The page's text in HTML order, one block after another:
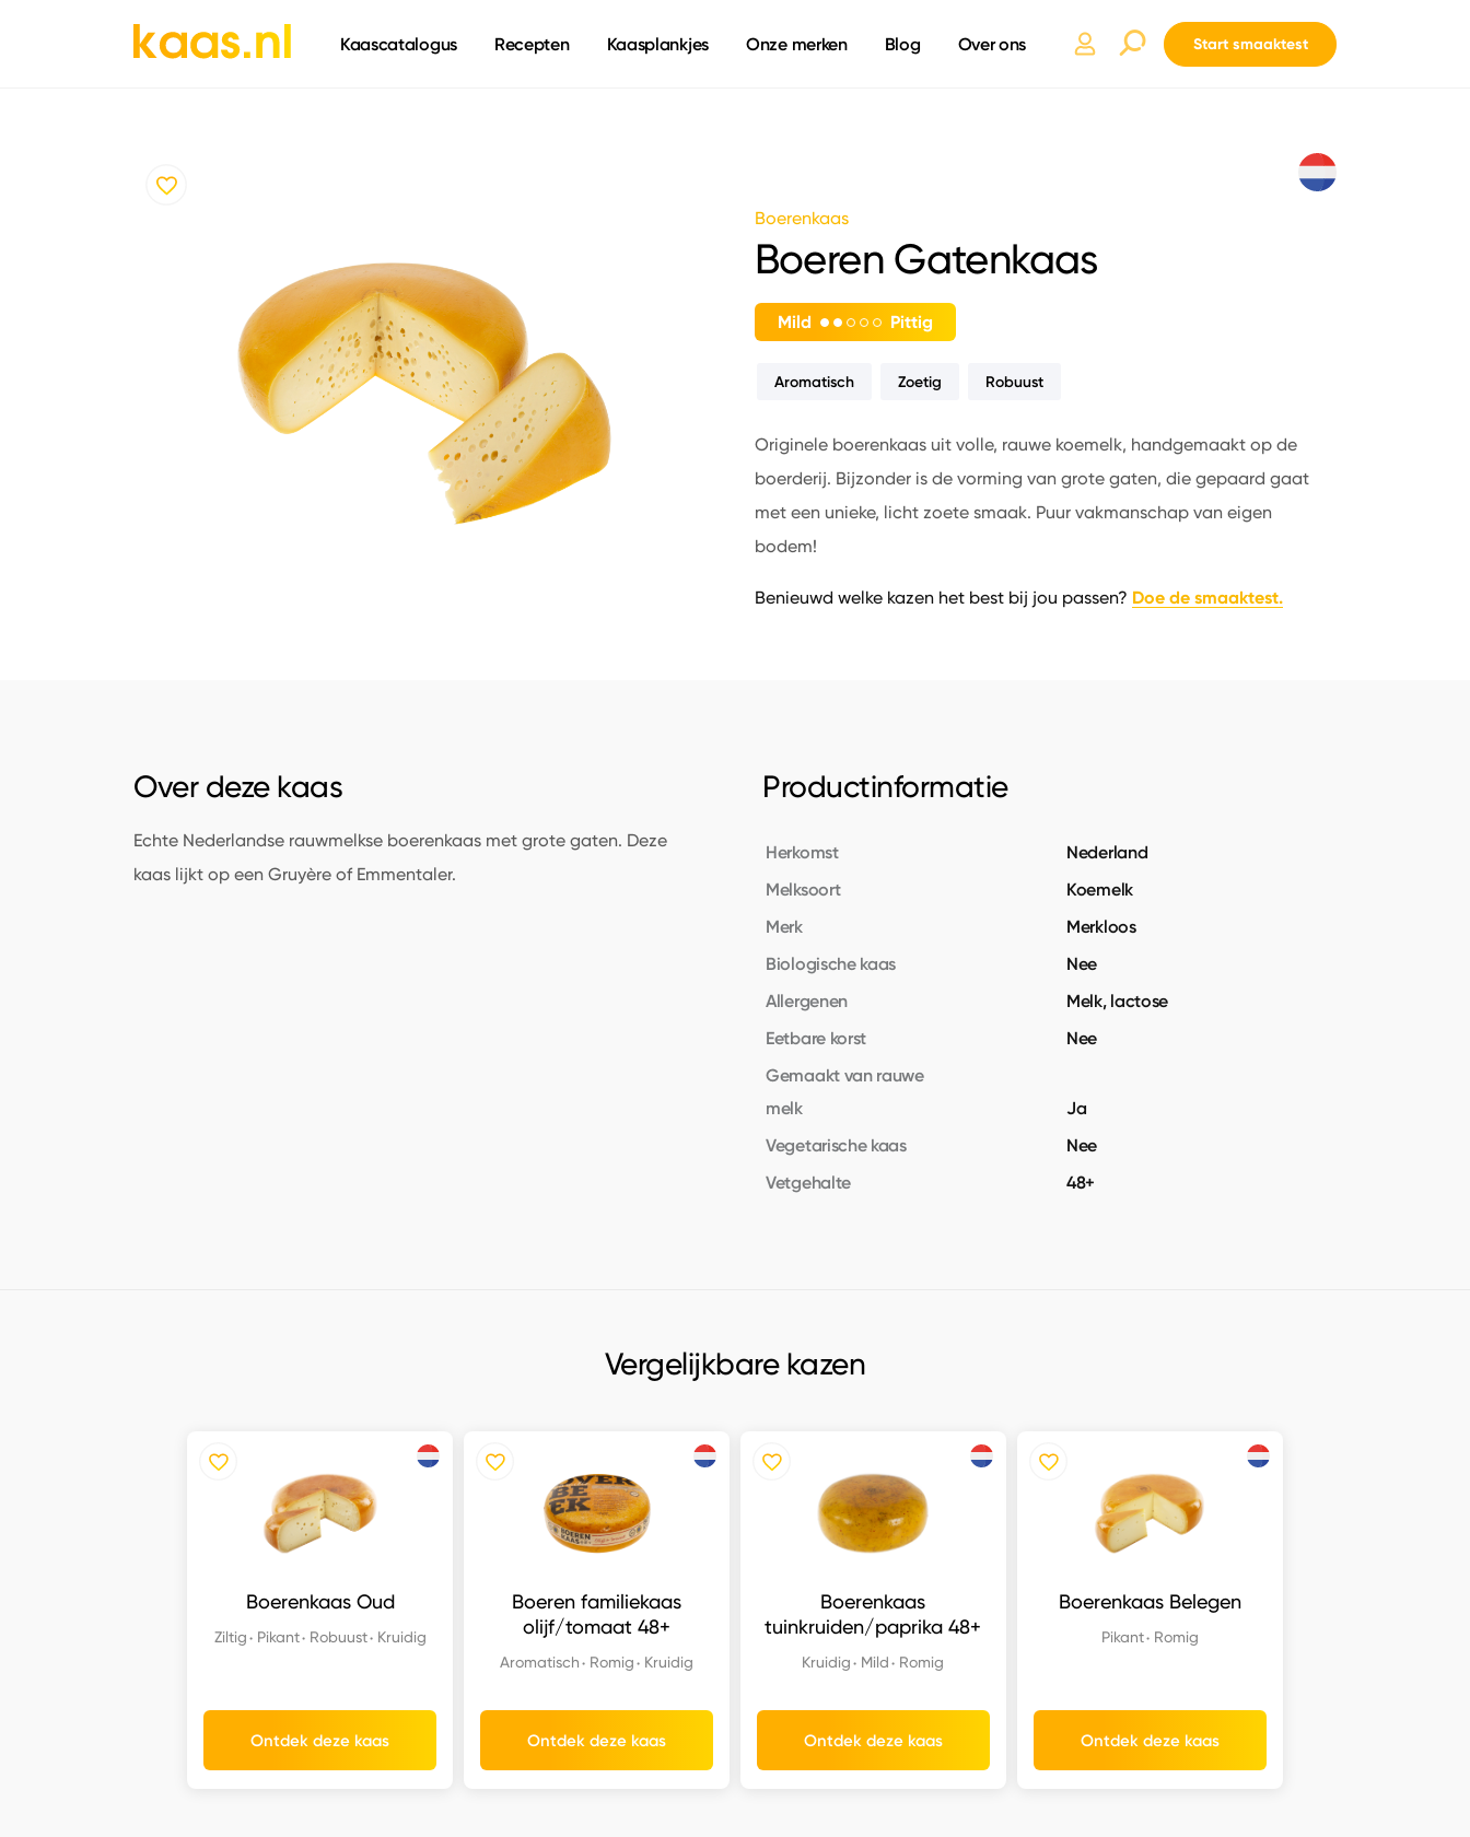
Kaascatalogus Recepten Kaasplankjes Onze merken Blog Over ons Start smaaktest
Boerenkaas
Boeren Gatenkaas
Mild Pittig
Aromatisch Zoetig Robuust
Originele boerenkaas uit volle, rauwe koemelk, handgemaakt op de
boerderij. Bijzonder is de vorming van grote gaten, die gepaard gaat
met een unieke, licht zoete smaak. Puur vakmanschap van eigen
bodem!
Benieuwd welke kazen het best bij jou passen? Doe de smaaktest.
Productinformatie
Herkomst
Nederland
Melksoort
Koemelk
Merk
Merkloos
Biologische kaas
Nee
Allergenen
Melk, lactose
Eetbare korst
Nee
Gemaakt van rauwe
melk
Ja
Vegetarische kaas
Nee
Vetgehalte
48+
Over deze kaas
Echte Nederlandse rauwmelkse boerenkaas met grote gaten. Deze
kaas lijkt op een Gruyère of Emmentaler.
Vergelijkbare kazen
Boerenkaas Oud
Ziltig Pikant Robuust Kruidig
Ontdek deze kaas
Boeren familiekaas
olijf/tomaat 48+
Aromatisch Romig Kruidig
Ontdek deze kaas
Boerenkaas
tuinkruiden/paprika 48+
Kruidig Mild Romig
Ontdek deze kaas
Boerenkaas Belegen
Pikant Romig
Ontdek deze kaas